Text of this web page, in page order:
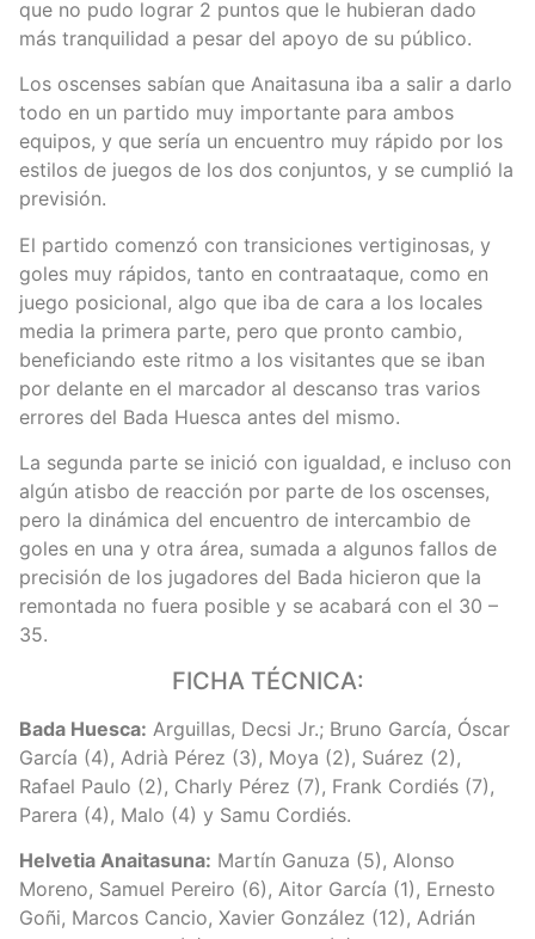
que no pudo lograr 2 puntos que le hubieran dado
más tranquilidad a pesar del apoyo de su público.
Los oscenses sabían que Anaitasuna iba a salir a darlo
todo en un partido muy importante para ambos
equipos, y que sería un encuentro muy rápido por los
estilos de juegos de los dos conjuntos, y se cumplió la
previsión.
El partido comenzó con transiciones vertiginosas, y
goles muy rápidos, tanto en contraataque, como en
juego posicional, algo que iba de cara a los locales
media la primera parte, pero que pronto cambio,
beneficiando este ritmo a los visitantes que se iban
por delante en el marcador al descanso tras varios
errores del Bada Huesca antes del mismo.
La segunda parte se inició con igualdad, e incluso con
algún atisbo de reacción por parte de los oscenses,
pero la dinámica del encuentro de intercambio de
goles en una y otra área, sumada a algunos fallos de
precisión de los jugadores del Bada hicieron que la
remontada no fuera posible y se acabará con el 30 –
35.
FICHA TÉCNICA:
Bada Huesca: Arguillas, Decsi Jr.; Bruno García, Óscar
García (4), Adrià Pérez (3), Moya (2), Suárez (2),
Rafael Paulo (2), Charly Pérez (7), Frank Cordiés (7),
Parera (4), Malo (4) y Samu Cordiés.
Helvetia Anaitasuna: Martín Ganuza (5), Alonso
Moreno, Samuel Pereiro (6), Aitor García (1), Ernesto
Goñi, Marcos Cancio, Xavier González (12), Adrián